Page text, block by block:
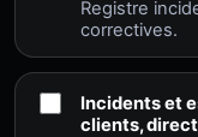
Registre
correctives.
Incidents et
clients,